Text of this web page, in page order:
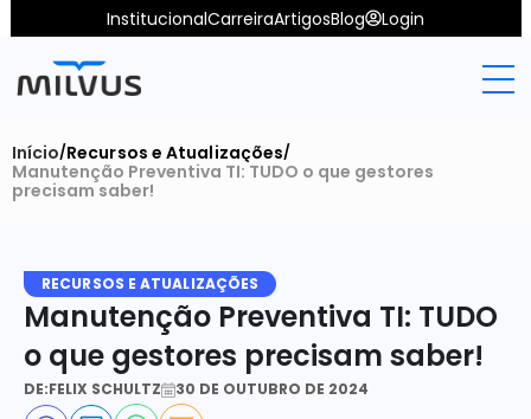
InstitucionalCarreiraArtigosBlog Login
Início/Recursos e Atualizações/
Manutenção Preventiva TI: TUDO o que gestores
precisam saber!
RECURSOS E ATUALIZAÇÕES
Manutenção Preventiva TI: TUDO
o que gestores precisam saber!
DE:FELIX SCHULTZ 30 DE OUTUBRO DE 2024